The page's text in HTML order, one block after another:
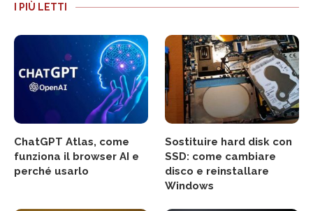
I PIÙ LETTI
ChatGPT Atlas, come
funziona il browser AI e
perché usarlo
Sostituire hard disk con
SSD: come cambiare
disco e reinstallare
Windows